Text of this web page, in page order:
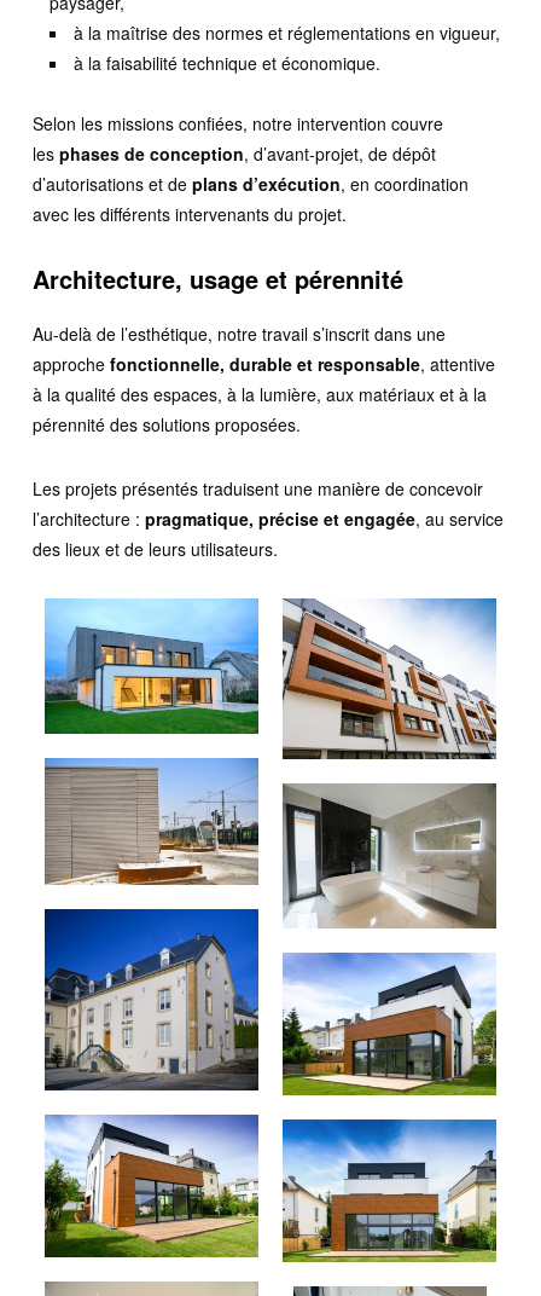
à la maîtrise des normes et réglementations en vigueur,
à la faisabilité technique et économique.
Selon les missions confiées, notre intervention couvre
les phases de conception, d’avant-projet, de dépôt
d’autorisations et de plans d’exécution, en coordination
avec les différents intervenants du projet.
Architecture, usage et pérennité
Au-delà de l’esthétique, notre travail s’inscrit dans une
approche fonctionnelle, durable et responsable, attentive
à la qualité des espaces, à la lumière, aux matériaux et à la
pérennité des solutions proposées.
Les projets présentés traduisent une manière de concevoir
l’architecture : pragmatique, précise et engagée, au service
des lieux et de leurs utilisateurs.